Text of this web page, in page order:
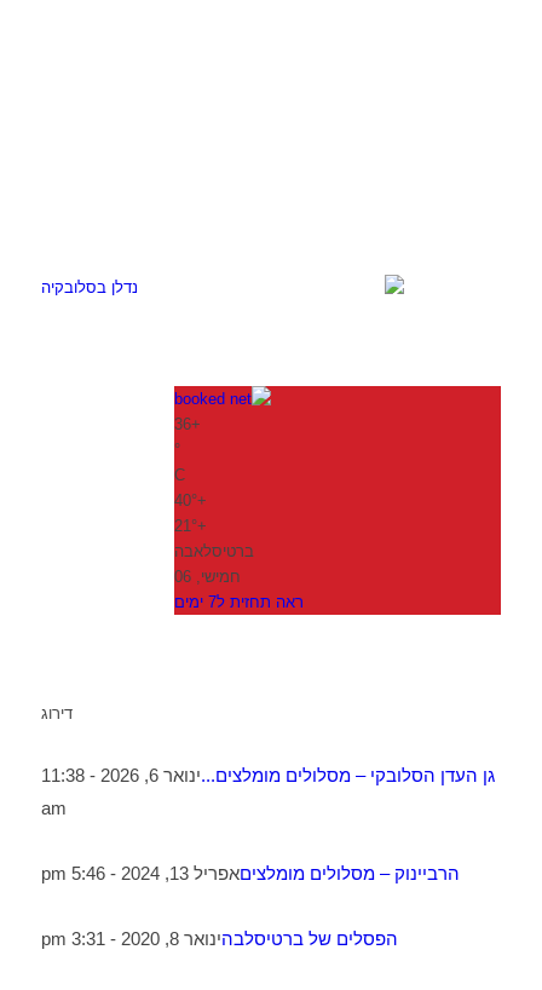
+
36
°
C
+
40°
+
21°
ברטיסלאבה
חמישי, 06
ראה תחזית ל7 ימים
דירוג
גן העדן הסלובקי – מסלולים מומלצים...
ינואר 6, 2026 - 11:38
am
הרביינוק – מסלולים מומלציםאפריל 13, 2024 - 5:46 pm
הפסלים של ברטיסלבהינואר 8, 2020 - 3:31 pm